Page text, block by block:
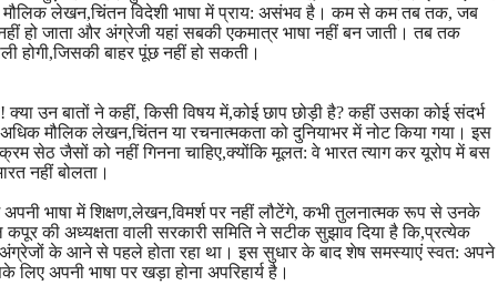
मौलिक लेखन,चिंतन विदेशी भाषा में प्राय: असंभव है। कम से कम तब तक, जब
हो जाता और अंग्रेजी यहां सबकी एकमात्र भाषा नहीं बन जाती। तब तक
होगी,जिसकी बाहर पूंछ नहीं हो सकती।
क्या उन बातों ने कहीं, किसी विषय में,कोई छाप छोड़ी है? कहीं उसका कोई संदर्भ
अधिक मौलिक लेखन,चिंतन या रचनात्मकता को दुनियाभर में नोट किया गया। इस
सेठ जैसों को नहीं गिनना चाहिए,क्योंकि मूलत: वे भारत त्याग कर यूरोप में बस
नहीं बोलता।
भाषा में शिक्षण,लेखन,विमर्श पर नहीं लौटेंगे, कभी तुलनात्मक रूप से उनके
की अध्यक्षता वाली सरकारी समिति ने सटीक सुझाव दिया है कि,प्रत्येक
अंग्रेजों के आने से पहले होता रहा था। इस सुधार के बाद शेष समस्याएं स्वत: अपने
अपनी भाषा पर खड़ा होना अपरिहार्य है।